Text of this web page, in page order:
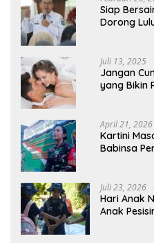
Siap
Dorong
Juli 13, 2025
Jangan
yang Bikin
April 21, 2026
Kartini
Babinsa
Juli 23, 2026
Hari Anak
Anak